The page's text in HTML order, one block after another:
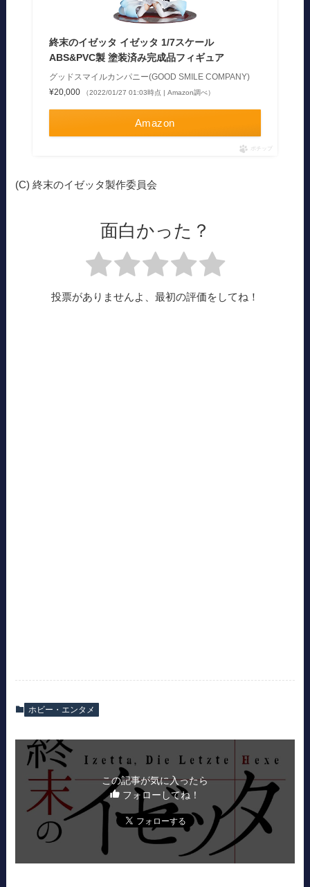
終末のイゼッタ イゼッタ 1/7スケール
ABS&PVC製 塗装済み完成品フィギュア
グッドスマイルカンパニー(GOOD SMILE COMPANY)
¥20,000
（2022/01/27 01:03時点 | Amazon調べ）
Amazon
ポチップ
(C) 終末のイゼッタ製作委員会
面白かった？
投票がありませんよ、最初の評価をしてね！
ホビー・エンタメ
この記事が気に入ったら
フォローしてね！